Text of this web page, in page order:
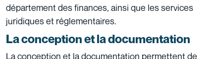
département des finances, ainsi que les services
juridiques et réglementaires.
La conception et la documentation
La conception et la documentation permettent de